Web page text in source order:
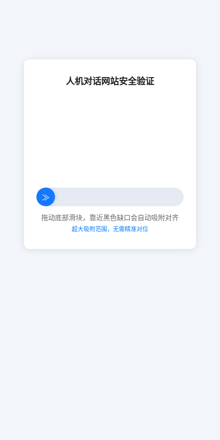
人机对话网站安全验证
≫
拖动底部滑块，靠近黑色缺口会自动吸附对齐
超大吸附范围，无需精准对位